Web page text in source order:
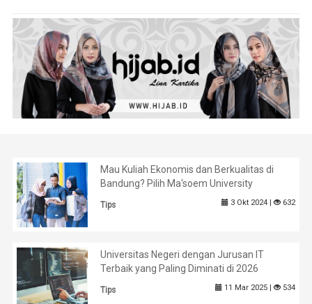
Mau Kuliah Ekonomis dan Berkualitas di
Bandung? Pilih Ma'soem University
Tips 3 Okt 2024 | 632
Universitas Negeri dengan Jurusan IT
Terbaik yang Paling Diminati di 2026
Tips 11 Mar 2025 | 534